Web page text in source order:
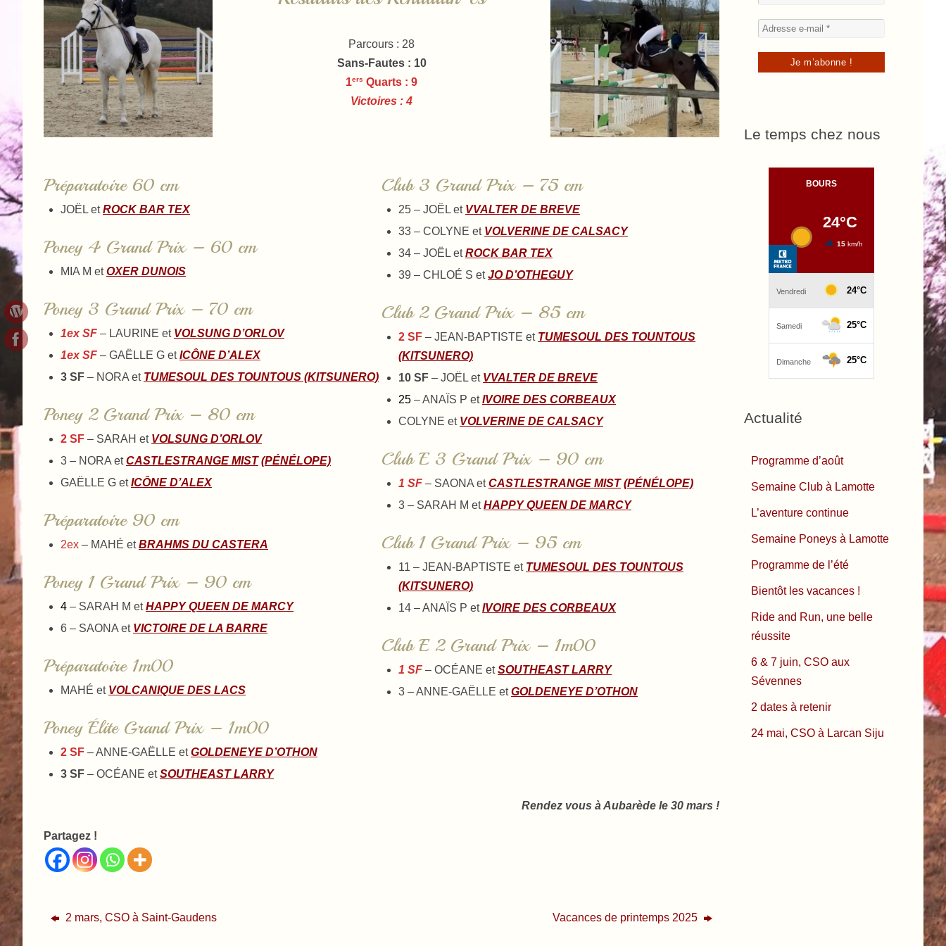
Parcours : 28
Sans-Fautes : 10
1ers Quarts : 9
Victoires : 4
Préparatoire 60 cm
JOËL etROCK BAR TEX
Poney 4 Grand Prix – 60 cm
MIA M etOXER DUNOIS
Poney 3 Grand Prix – 70 cm
1ex SF – LAURINE et VOLSUNG D’ORLOV
1ex SF – GAËLLE G etICÔNE D’ALEX
3 SF – NORA et TUMESOUL DES TOUNTOUS (KITSUNERO)
Poney 2 Grand Prix – 80 cm
2 SF – SARAH et VOLSUNG D’ORLOV
3 – NORA etCASTLESTRANGE MIST (PÉNÉLOPE)
GAËLLE G etICÔNE D’ALEX
Préparatoire 90 cm
2ex – MAHÉ etBRAHMS DU CASTERA
Poney 1 Grand Prix – 90 cm
4 – SARAH M etHAPPY QUEEN DE MARCY
6 – SAONA et VICTOIRE DE LA BARRE
Préparatoire 1m00
MAHÉ et VOLCANIQUE DES LACS
Poney Élite Grand Prix – 1m00
2 SF – ANNE-GAËLLE etGOLDENEYE D’OTHON
3 SF – OCÉANE etSOUTHEAST LARRY
Club 3 Grand Prix – 75 cm
25 – JOËL et VVALTER DE BREVE
33 – COLYNE et VOLVERINE DE CALSACY
34 – JOËL etROCK BAR TEX
39 – CHLOÉ S etJO D’OTHEGUY
Club 2 Grand Prix – 85 cm
2 SF – JEAN-BAPTISTE et TUMESOUL DES TOUNTOUS
(KITSUNERO)
10 SF – JOËL et VVALTER DE BREVE
25 – ANAÏS P etIVOIRE DES CORBEAUX
COLYNE et VOLVERINE DE CALSACY
Club E 3 Grand Prix – 90 cm
1 SF – SAONA etCASTLESTRANGE MIST (PÉNÉLOPE)
3 – SARAH M etHAPPY QUEEN DE MARCY
Club 1 Grand Prix – 95 cm
11 – JEAN-BAPTISTE et TUMESOUL DES TOUNTOUS
(KITSUNERO)
14 – ANAÏS P etIVOIRE DES CORBEAUX
Club E 2 Grand Prix – 1m00
1 SF – OCÉANE etSOUTHEAST LARRY
3 – ANNE-GAËLLE etGOLDENEYE D’OTHON
Rendez vous à Aubarède le 30 mars !
Partagez !
2 mars, CSO à Saint-Gaudens Vacances de printemps 2025
Le temps chez nous
Actualité
Programme d’août
Semaine Club à Lamotte
L’aventure continue
Semaine Poneys à Lamotte
Programme de l’été
Bientôt les vacances !
Ride and Run, une belle
réussite
6 & 7 juin, CSO aux
Sévennes
2 dates à retenir
24 mai, CSO à Larcan Siju